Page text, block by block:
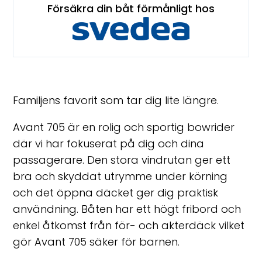
Försäkra din båt förmånligt hos
Familjens favorit som tar dig lite längre.
Avant 705 är en rolig och sportig bowrider
där vi har fokuserat på dig och dina
passagerare. Den stora vindrutan ger ett
bra och skyddat utrymme under körning
och det öppna däcket ger dig praktisk
användning. Båten har ett högt fribord och
enkel åtkomst från för- och akterdäck vilket
gör Avant 705 säker för barnen.